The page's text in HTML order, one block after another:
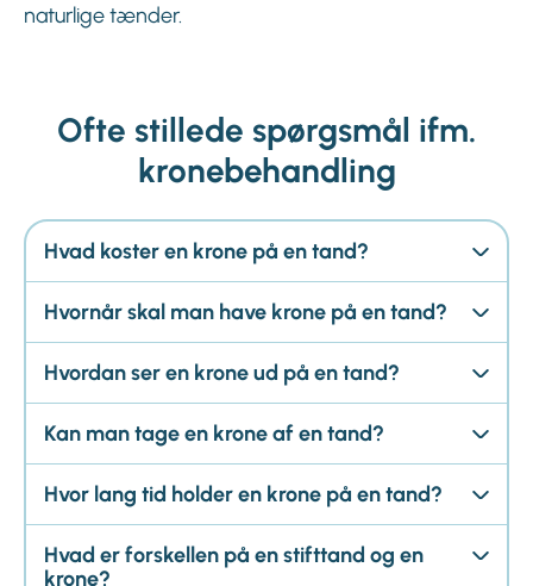
naturlige tænder.
Ofte stillede spørgsmål ifm.
kronebehandling
Hvad koster en krone på en tand?
Hvornår skal man have krone på en tand?
Hvordan ser en krone ud på en tand?
Kan man tage en krone af en tand?
Hvor lang tid holder en krone på en tand?
Hvad er forskellen på en stifttand og en
krone?